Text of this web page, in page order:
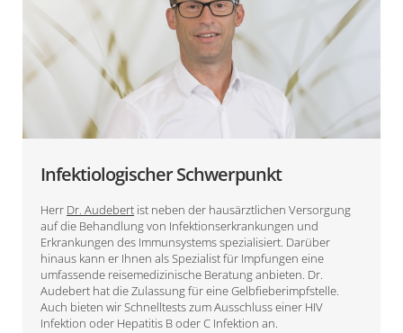
Infektiologischer Schwerpunkt
Herr Dr. Audebert ist neben der hausärztlichen Versorgung
auf die Behandlung von Infektionserkrankungen und
Erkrankungen des Immunsystems spezialisiert. Darüber
hinaus kann er Ihnen als Spezialist für Impfungen eine
umfassende reisemedizinische Beratung anbieten. Dr.
Audebert hat die Zulassung für eine Gelbfieberimpfstelle.
Auch bieten wir Schnelltests zum Ausschluss einer HIV
Infektion oder Hepatitis B oder C Infektion an.